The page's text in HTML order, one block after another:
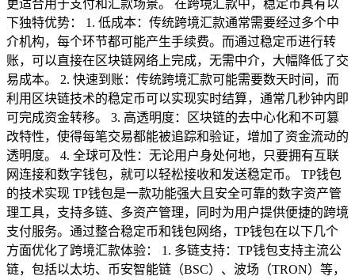
更适合用于支付和汇款场景。 在跨境汇款中，稳定币具有以
下独特优势： 1. 低成本：传统跨境汇款通常需要经过多个中
介机构，每个环节都可能产生手续费。而通过稳定币进行转
账，可以直接在区块链网络上完成，无需中介，大幅降低了交
易成本。 2. 快速到账：传统跨境汇款可能需要数天时间，而
利用区块链技术的稳定币可以实现实时结算，通常几秒钟内即
可完成资金转移。 3. 高透明度：区块链的去中心化和不可篡
改特性，使得每笔交易都能被追踪和验证，增加了资金流动的
透明度。 4. 全球可及性：无论用户身处何地，只要拥有互联
网连接和数字钱包，就可以轻松接收和发送稳定币。 TP钱包
的技术实现 TP钱包是一款功能强大且安全可靠的数字资产管
理工具，支持多链、多资产管理，同时为用户提供便捷的跨境
支付服务。通过整合稳定币和钱包网络，TP钱包在以下几个
方面优化了跨境汇款体验： 1. 多链支持：TP钱包支持主流公
链，包括以太坊、币安智能链（BSC）、波场（TRON）等，